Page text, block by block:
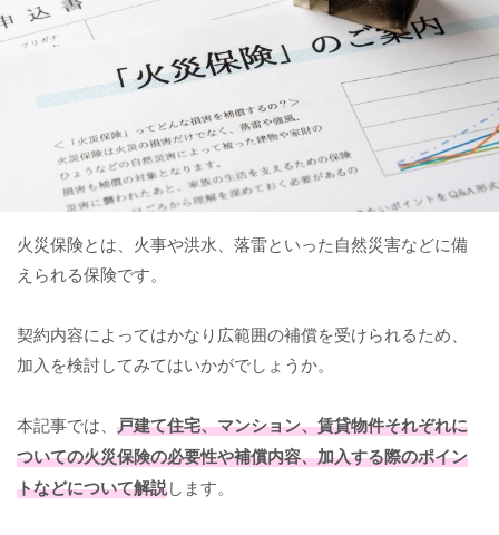
火災保険とは、火事や洪水、落雷といった自然災害などに備
えられる保険です。
契約内容によってはかなり広範囲の補償を受けられるため、
加入を検討してみてはいかがでしょうか。
本記事では、 戸建て住宅、マンション、賃貸物件それぞれに
ついての火災保険の必要性や補償内容、加入する際のポイン
トなどについて解説します。